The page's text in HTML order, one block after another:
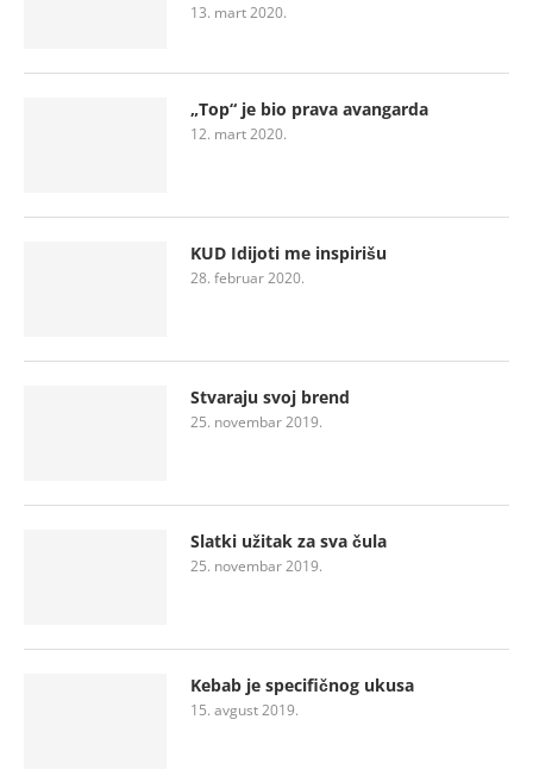
13. mart 2020.
„Top“ je bio prava avangarda
12. mart 2020.
KUD Idijoti me inspirišu
28. februar 2020.
Stvaraju svoj brend
25. novembar 2019.
Slatki užitak za sva čula
25. novembar 2019.
Kebab je specifičnog ukusa
15. avgust 2019.